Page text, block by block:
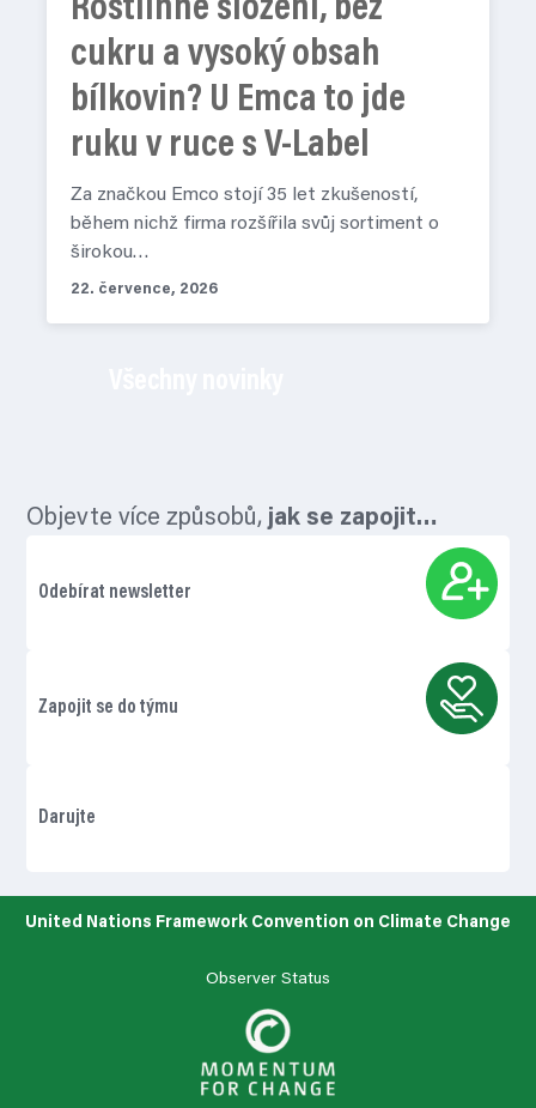
Rostlinné složení, bez
cukru a vysoký obsah
bílkovin? U Emca to jde
ruku v ruce s V-Label
Za značkou Emco stojí 35 let zkušeností,
během nichž firma rozšířila svůj sortiment o
širokou…
22. července, 2026
Objevte více způsobů, jak se zapojit…
Odebírat newsletter
Zapojit se do týmu
Darujte
United Nations Framework Convention on Climate Change
Observer Status